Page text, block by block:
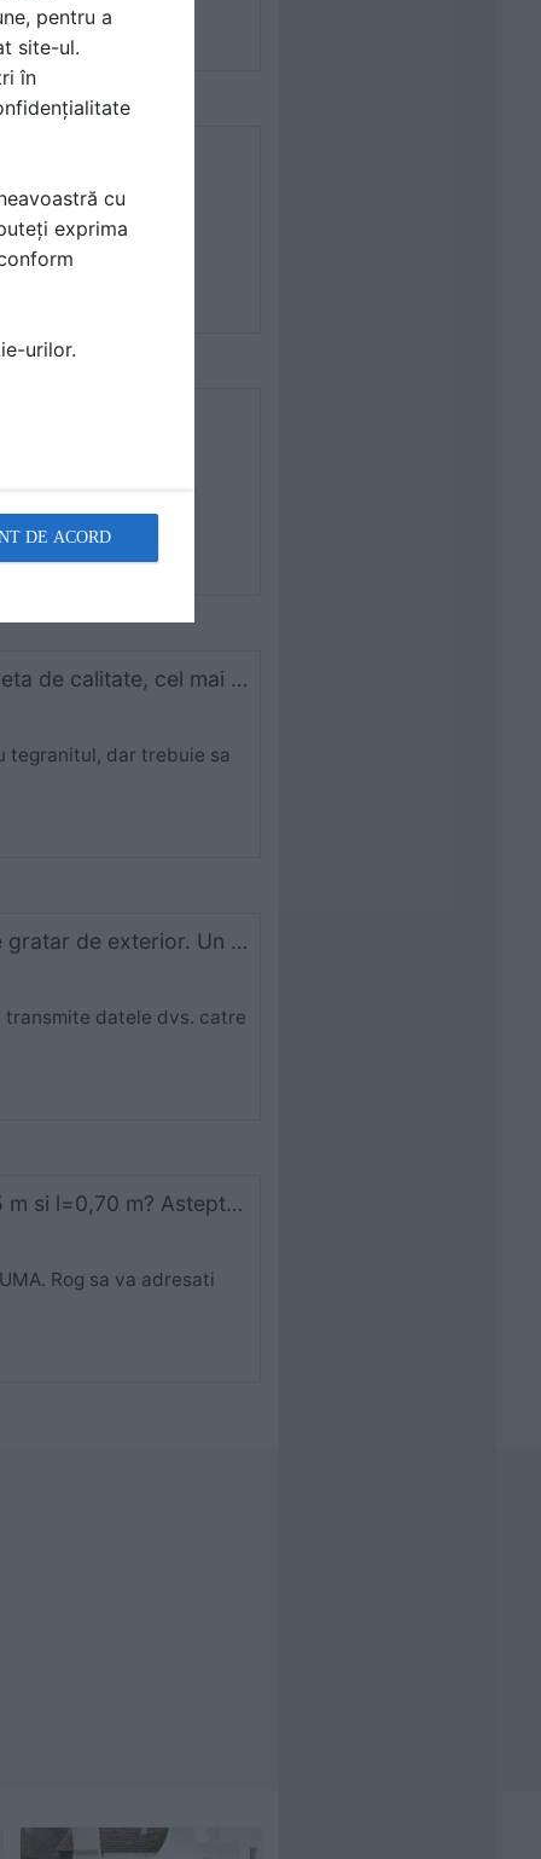
a ta e mult mai ...
Buna ziua, ce material ati recomanda pentru o chiuveta de calitate, cel mai bun material, pe care sa nu mai ramana pete de la apa?
tegranitul, dar trebuie sa
Va rog sa-mi transmiteti o oferta cu toate tipurile de gratar de exterior. Un showroom in Bucuresti aveti?
transmite datele dvs. catre
Cat costa un blat compozit pentru bucatarie L=3,85 m si l=0,70 m? Astept raspuns pe cezara _constantin@yahoo.com. Multumesc! tel.0749253050
Rog sa va adresati
pentru a
site-ul.
în
cu
exprima
urilor.
DE ACORD